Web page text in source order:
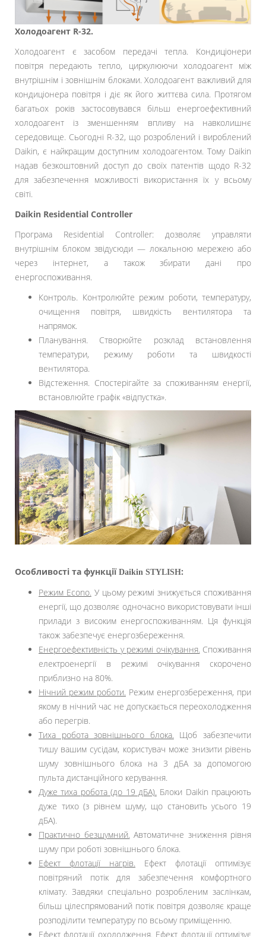
Холодоагент R-32.
Холодоагент є засобом передачі тепла. Кондиціонери
повітря передають тепло, циркулюючи холодоагент між
внутрішнім і зовнішнім блоками. Холодоагент важливий для
кондиціонера повітря і діє як його життєва сила. Протягом
багатьох років застосовувався більш енергоефективний
холодоагент із зменшенням впливу на навколишнє
середовище. Сьогодні R-32, що розроблений і вироблений
Daikin, є найкращим доступним холодоагентом. Тому Daikin
надав безкоштовний доступ до своїх патентів щодо R-32
для забезпечення можливості використання їх у всьому
світі.
Daikin Residential Controller
Програма Residential Controller: дозволяє управляти
внутрішнім блоком звідусюди — локальною мережею або
через інтернет, а також збирати дані про
енергоспоживання.
Контроль. Контролюйте режим роботи, температуру,
очищення повітря, швидкість вентилятора та
напрямок.
Планування. Створюйте розклад встановлення
температури, режиму роботи та швидкості
вентилятора.
Відстеження. Спостерігайте за споживанням енергії,
встановлюйте графік «відпустка».
Особливості та функції Daikin STYLISH:
Режим Еcono. У цьому режимі знижується споживання
енергії, що дозволяє одночасно використовувати інші
прилади з високим енергоспоживанням. Ця функція
також забезпечує енергозбереження.
Енергоефективність у режимі очікування. Споживання
електроенергії в режимі очікування скорочено
приблизно на 80%.
Нічний режим роботи. Режим енергозбереження, при
якому в нічний час не допускається переохолодження
або перегрів.
Тиха робота зовнішнього блока. Щоб забезпечити
тишу вашим сусідам, користувач може знизити рівень
шуму зовнішнього блока на 3 дБА за допомогою
пульта дистанційного керування.
Дуже тиха робота (до 19 дБА). Блоки Daikin працюють
дуже тихо (з рівнем шуму, що становить усього 19
дБА).
Практично безшумний. Автоматичне зниження рівня
шуму при роботі зовнішнього блока.
Ефект флотації нагрів. Ефект флотації оптимізує
повітряний потік для забезпечення комфортного
клімату. Завдяки спеціально розробленим заслінкам,
більш цілеспрямований потік повітря дозволяє краще
розподілити температуру по всьому приміщенню.
Ефект флотації охолодження. Ефект флотації оптимізує